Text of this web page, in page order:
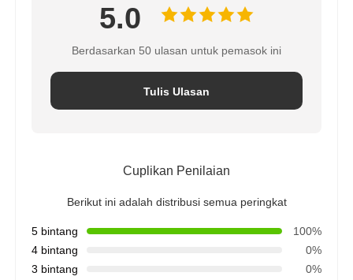
5.0
Berdasarkan 50 ulasan untuk pemasok ini
Tulis Ulasan
Cuplikan Penilaian
Berikut ini adalah distribusi semua peringkat
5 bintang
100%
4 bintang
0%
3 bintang
0%